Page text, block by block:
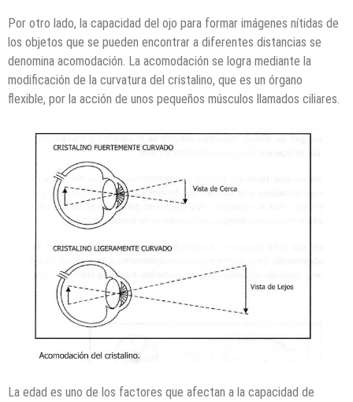
Por otro lado, la capacidad del ojo para formar imágenes nítidas de
los objetos que se pueden encontrar a diferentes distancias se
denomina acomodación. La acomodación se logra mediante la
modificación de la curvatura del cristalino, que es un órgano
flexible, por la acción de unos pequeños músculos llamados ciliares.
La edad es uno de los factores que afectan a la capacidad de